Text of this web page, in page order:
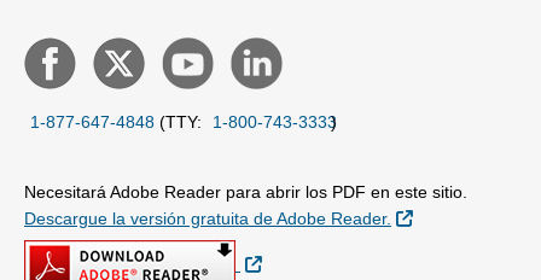
1-877-647-4848 (TTY: 1-800-743-3333)
Necesitará Adobe Reader para abrir los PDF en este sitio.
Descargue la versión gratuita de Adobe Reader.
Sitio Externo
Sitio Externo